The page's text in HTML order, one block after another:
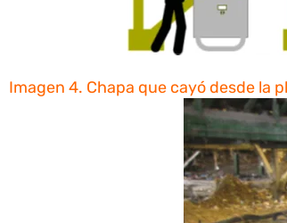
Imagen 4. Chapa que cayó desde la